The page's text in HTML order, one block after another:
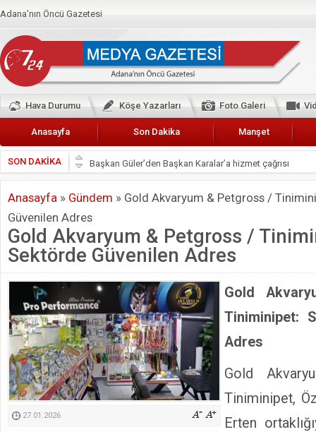
Adana'nın Öncü Gazetesi
Hava Durumu Köşe Yazarları Foto Galeri
Anasayfa Son Dakika Manşet
SON DAKİKA
Başkan Güler’den Başkan Karalar’a hizmet çağrısı
Lokantacılar ve Kebapçılar Esnaf Odası Başkanı Şefik
Hak-İş Abdurrahman Yücel
HDP İL BİNASININ ÖNÜNDE ANNELER TARİH
CEYHAN TİCARET ODASI
BÖLGEMİZ ÇUKUROVA’DA 2019 YILI PAMUK
İyi Parti Yüreğir İlçe Başkanı Enis Akyürek
Kimyasallardan Koruma Derneği Başkanı Cennet Çelik
Anasayfa » Gündem » Gold Akvaryum & Petgross /
Güvenilen Adres
Gold Akvaryum & Petgross /
Sektörde Güvenilen Adres
27.01.2026
Gold
Tiniminipet:
Adres
Gold
Tiniminipet,
Erten